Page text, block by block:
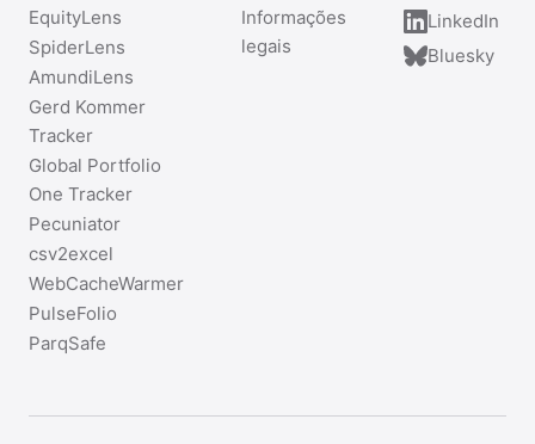
EquityLens
SpiderLens
AmundiLens
Gerd Kommer
Tracker
Global Portfolio
One Tracker
Pecuniator
csv2excel
WebCacheWarmer
PulseFolio
ParqSafe
Informações
legais
LinkedIn
Bluesky